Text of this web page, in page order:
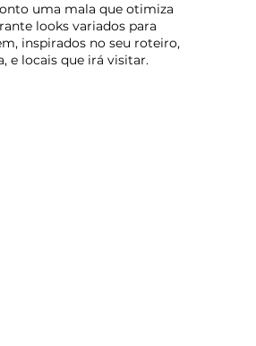
uma mala que otimiza
looks variados para
inspirados no seu roteiro,
e locais que irá visitar.